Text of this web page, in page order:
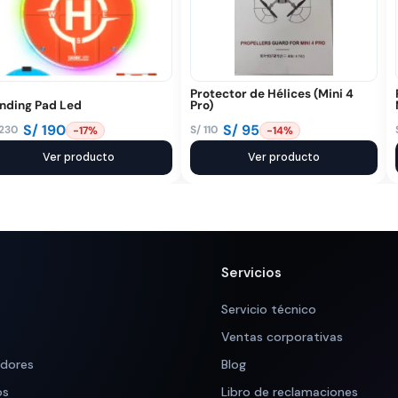
Pad Led
S/190 -17%
Ver producto
Protector de Hélices (Mini 4
Pro)
S/110
El
original
S/ 95
El
actual
-14%
Ver producto
Servicios
Servicio técnico
Ventas corporativas
Blog
Libro de reclamaciones